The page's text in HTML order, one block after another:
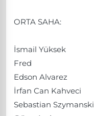
ORTA SAHA:
İsmail Yüksek
Fred
Edson Alvarez
İrfan Can Kahveci
Sebastian Szymanski